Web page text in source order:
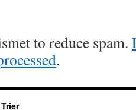
to reduce spam.
.